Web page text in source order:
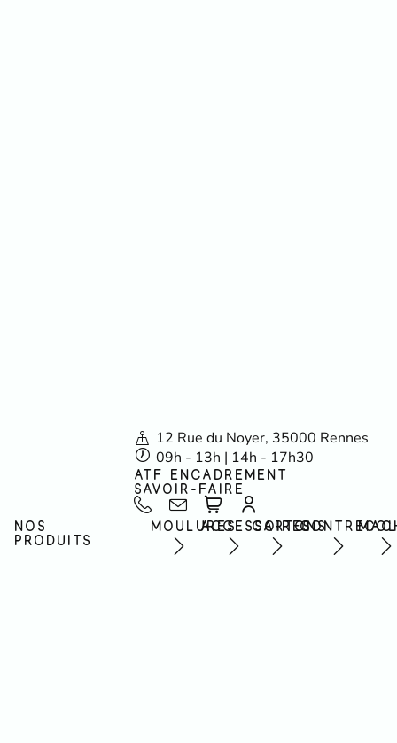
12 Rue du Noyer, 35000 Rennes
09h - 13h | 14h - 17h30
ATF ENCADREMENT
SAVOIR-FAIRE
NOS
PRODUITS
MOULURESACCESSOIRES
CARTONS